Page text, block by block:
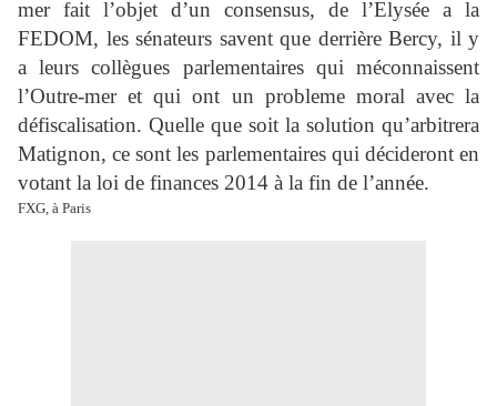
mer fait l’objet d’un consensus, de l’Elysée a la
FEDOM, les sénateurs savent que derrière Bercy, il y
a leurs collègues parlementaires qui méconnaissent
l’Outre-mer et qui ont un probleme moral avec la
défiscalisation. Quelle que soit la solution qu’arbitrera
Matignon, ce sont les parlementaires qui décideront en
votant la loi de finances 2014 à la fin de l’année.
FXG, à Paris